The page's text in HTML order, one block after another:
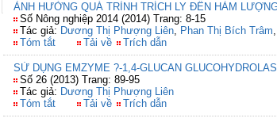
ẢNH HƯỞNG QUÁ TRÌNH TRÍCH LY ĐẾN HÀM
Số Nông nghiệp 2014 (2014) Trang: 8-15
Tác giả: Dương Thị Phượng Liên, Phan Thị Bích Trâm,
Tóm tắt
Tải về Trích dẫn
SỬ DỤNG EMZYME ?-1,4-GLUCAN
Số 26 (2013) Trang: 89-95
Tác giả: Dương Thị Phượng Liên
Tóm tắt
Tải về Trích dẫn